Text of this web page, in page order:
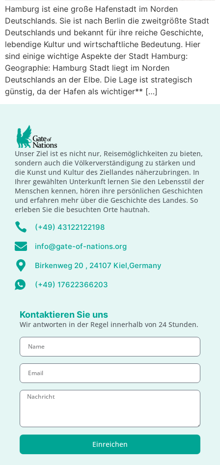
Hamburg ist eine große Hafenstadt im Norden
Deutschlands. Sie ist nach Berlin die zweitgrößte Stadt
Deutschlands und bekannt für ihre reiche Geschichte,
lebendige Kultur und wirtschaftliche Bedeutung. Hier
sind einige wichtige Aspekte der Stadt Hamburg:
Geographie: Hamburg Stadt liegt im Norden
Deutschlands an der Elbe. Die Lage ist strategisch
günstig, da der Hafen als wichtiger** […]
Unser Ziel ist es nicht nur, Reisemöglichkeiten zu bieten,
sondern auch die Völkerverständigung zu stärken und
die Kunst und Kultur des Ziellandes näherzubringen. In
Ihrer gewählten Unterkunft lernen Sie den Lebensstil der
Menschen kennen, hören ihre persönlichen Geschichten
und erfahren mehr über die Geschichte des Landes. So
erleben Sie die besuchten Orte hautnah.
(+49) 43122122198
info@gate-of-nations.org
Birkenweg 20 , 24107 Kiel,Germany
(+49) 17622366203
Kontaktieren Sie uns
Wir antworten in der Regel innerhalb von 24 Stunden.
Einreichen